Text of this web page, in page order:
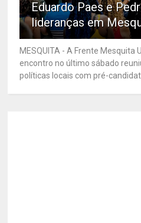
Eduardo Paes e
lideranças em
MESQUITA - A Frente Mesquita
encontro no último sábado
políticas locais com pré-